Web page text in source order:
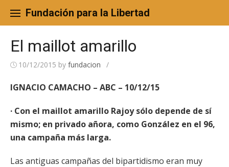
content
Fundación para la Libertad
El maillot amarillo
10/12/2015 by fundacion /
IGNACIO CAMACHO – ABC – 10/12/15
· Con el maillot amarillo Rajoy sólo depende de sí
mismo; en privado añora, como González en el 96,
una campaña más larga.
Las antiguas campañas del bipartidismo eran muy